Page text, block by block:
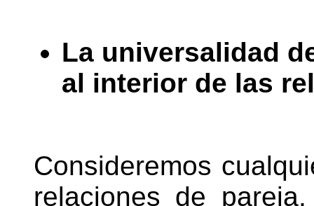
La universalidad
al interior de las
Consideremos
relaciones de